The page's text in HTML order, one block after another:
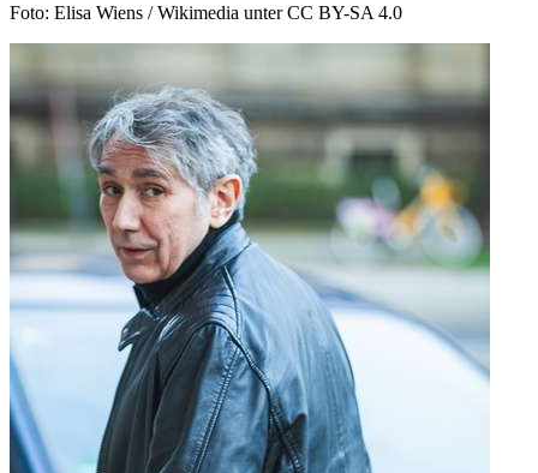
Foto: Elisa Wiens / Wikimedia unter CC BY-SA 4.0